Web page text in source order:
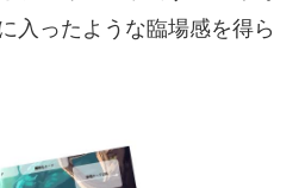
入ったような臨場感を得ら